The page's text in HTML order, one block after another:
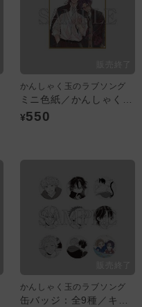
かんしゃく玉のラブソング
¥550
かんしゃく玉のラブソング
缶バッジ：全9種／キューピッドに落雷